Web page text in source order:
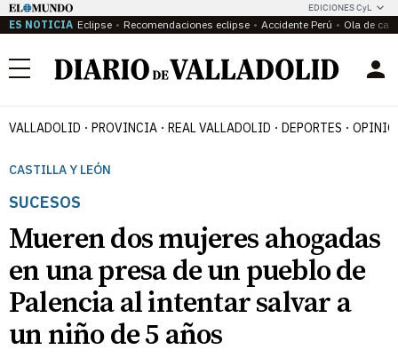
EDICIONES CyL
ES NOTICIA Eclipse Recomendaciones eclipse Accidente Perú Ola de
Menú
VALLADOLID PROVINCIA REAL VALLADOLID DEPORTES
CASTILLA Y LEÓN
SUCESOS
Mueren dos mujeres ahogadas
en una presa de un pueblo de
Palencia al intentar salvar a
un niño de 5 años